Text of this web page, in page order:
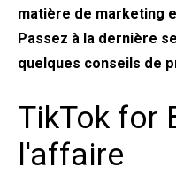
matière de marketing
Passez à la dernière
quelques conseils de
TikTok for
l'affaire